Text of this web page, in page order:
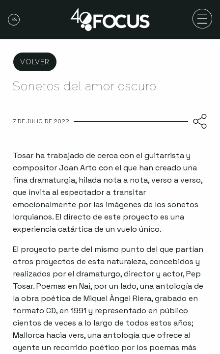
ES
VOLVER
Sonetos del amor oscuro
7 DE JULIO DE 2022
Tosar ha trabajado de cerca con el guitarrista y
compositor Joan Arto con el que han creado una
fina dramaturgia, hilada nota a nota, verso a verso,
que invita al espectador a transitar
emocionalmente por las imágenes de los sonetos
lorquianos. El directo de este proyecto es una
experiencia catártica de un vuelo único.
El proyecto parte del mismo punto del que partían
otros proyectos de esta naturaleza, concebidos y
realizados por el dramaturgo, director y actor, Pep
Tosar. Poemas en Nai, por un lado, una antología de
la obra poética de Miquel Àngel Riera, grabado en
formato CD, en 1991 y representado en público
cientos de veces a lo largo de todos estos años;
Mallorca hacia vers, una antología que ofrece al
oyente un recorrido poético por los poemas más